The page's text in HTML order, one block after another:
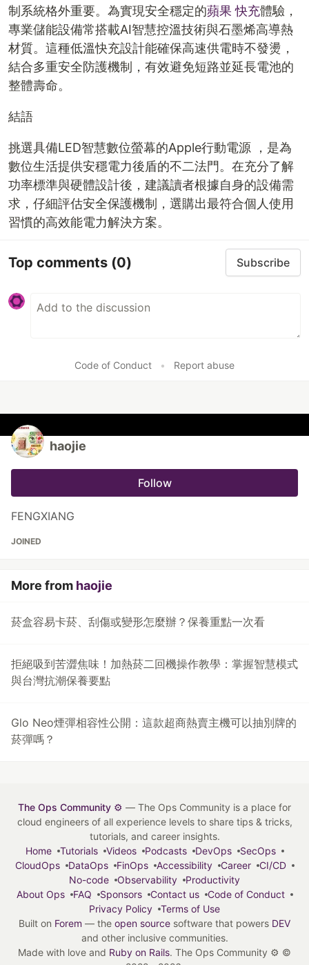
制系統格外重要。為實現安全穩定的蘋果 快充體驗，
專業儲能設備常搭載AI智慧控溫技術與石墨烯高導熱
材質。這種低溫快充設計能確保高速供電時不發燙，
結合多重安全防護機制，有效避免短路並延長電池的
整體壽命。
結語
挑選具備LED智慧數位螢幕的Apple行動電源 ，是為
數位生活提供安穩電力後盾的不二法門。在充分了解
功率標準與硬體設計後，建議讀者根據自身的設備需
求，仔細評估安全保護機制，選購出最符合個人使用
習慣的高效能電力解決方案。
Top comments (0) Subscribe
Code of Conduct • Report abuse
haojie
Follow
FENGXIANG
JOINED
More from haojie
菸盒容易卡菸、刮傷或變形怎麼辦？保養重點一次看
拒絕吸到苦澀焦味！加熱菸二回機操作教學：掌握智慧模式
與台灣抗潮保養要點
Glo Neo煙彈相容性公開：這款超商熱賣主機可以抽別牌的
菸彈嗎？
The Ops Community ⚙️ — The Ops Community is a place for
cloud engineers of all experience levels to share tips & tricks,
tutorials, and career insights.
Home
Tutorials Videos Podcasts DevOps
SecOps
CloudOps
DataOps FinOps Accessibility Career
CI/CD
No-code
Observability
Productivity
About Ops
FAQ Sponsors Contact us
Code of Conduct
Privacy Policy
Terms of Use
Built on Forem — the open source software that powers DEV
and other inclusive communities.
Made with love and Ruby on Rails. The Ops Community ⚙️ ©